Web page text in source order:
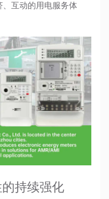
互动的用电服务体
持续强化